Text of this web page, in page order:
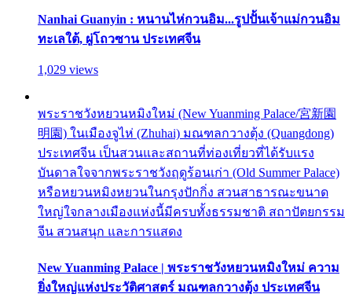
Nanhai Guanyin : หนานไห่กวนอิม...รูปปั้นเจ้าแม่กวนอิม
ทะเลใต้, ผู่โถวซาน ประเทศจีน
1,029 views
พระราชวังหยวนหมิงใหม่ (New Yuanming Palace/宮新園
明園) ในเมืองจูไห่ (Zhuhai) มณฑลกวางตุ้ง (Quangdong)
ประเทศจีน เป็นสวนและสถานที่ท่องเที่ยวที่ได้รับแรง
บันดาลใจจากพระราชวังฤดูร้อนเก่า (Old Summer Palace)
หรือหยวนหมิงหยวนในกรุงปักกิ่ง สวนสาธารณะขนาด
ใหญ่ใจกลางเมืองแห่งนี้มีครบทั้งธรรมชาติ สถาปัตยกรรม
จีน สวนสนุก และการแสดง
New Yuanming Palace | พระราชวังหยวนหมิงใหม่ ความ
ยิ่งใหญ่แห่งประวัติศาสตร์ มณฑลกวางตุ้ง ประเทศจีน